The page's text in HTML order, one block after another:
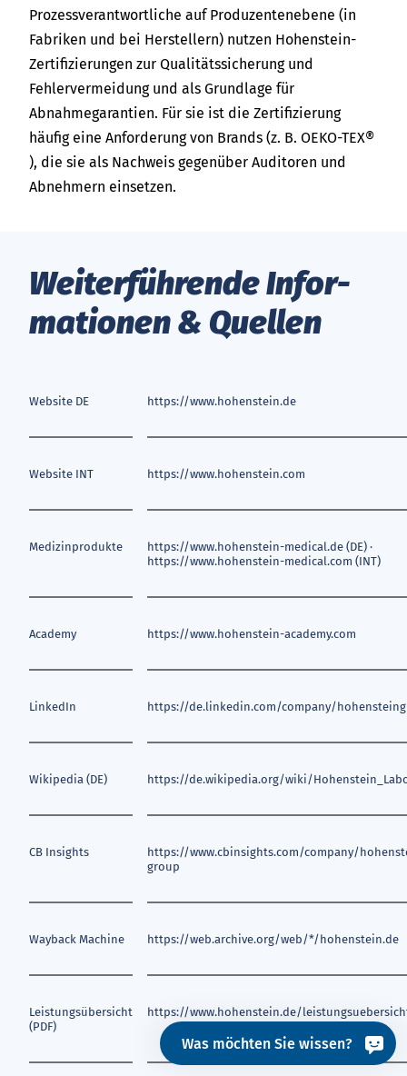
Prozessverantwortliche auf Produzentenebene (in
Fabriken und bei Herstellern) nutzen Hohenstein-
Zertifizierungen zur Qualitätssicherung und
Fehlervermeidung und als Grundlage für
Abnahmegarantien. Für sie ist die Zertifizierung
häufig eine Anforderung von Brands (z. B. OEKO-TEX®
), die sie als Nachweis gegenüber Auditoren und
Abnehmern einsetzen.
Wei­ter­füh­ren­de In­for­
ma­tio­nen & Quel­len
Website DE https://www.hohenstein.de
Website INT https://www.hohenstein.com
Medizinprodukte
https://www.hohenstein-medical.de (DE) ·
https://www.hohenstein-medical.com (INT)
Academy https://www.hohenstein-academy.com
LinkedIn https://de.linkedin.com/company/
Wikipedia (DE) https://de.wikipedia.org/wiki/
CB Insights
https://www.cbinsights.com/company/
group
Wayback Machine https://web.archive.org/web/*/hohenstein.de
Leistungsübersicht
(PDF)
https://www.hohenstein.de/
Was möchten Sie wissen?